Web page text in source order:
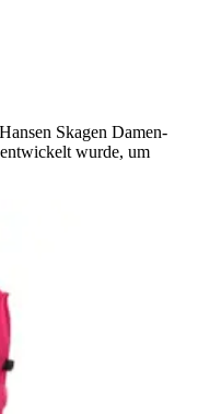
Skagen Damen-
wurde, um